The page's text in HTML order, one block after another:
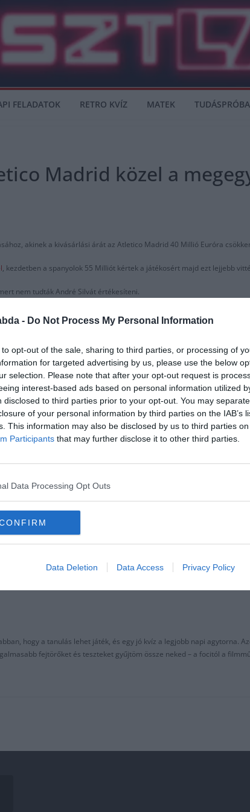
- Do Not Process My Personal Information
to opt-out of the sale, sharing to third parties, or processing of
for targeted advertising by us, please use the below
selection. Please note that after your opt-out request is
interest-based ads based on personal information utilized
disclosed to third parties prior to your opt-out. You may
of your personal information by third parties on the IAB’s
This information may also be disclosed by us to third parties
Participants that may further disclose it to other third parties.
Data Processing Opt Outs
Data Deletion Data Access Privacy Policy
FELADATOK RETRO KVÍZ MATEK TUDÁSPRÓBA
Madrid közel a
akinek a kivásárlási árát az Atletico Madrid 40 Millió Euróra
, kezdetben a spanyolok 55 Milliót kértek a játékosért majd ezt lejjebb
nem tudták André Silvát értékesíteni.
Atleticohoz. Szerintük ma áttörés történt az átigazolásban.
miután személyesen találkoztak Zvonimir Bobannal
út, hogyleigazolják a Valencia támadóját Rodrigot,akire így már van elég
hogy a tanulás lehet játék, és egy jó kvíz a legjobb napi agytorna.
fejtörőket és teszteket gyűjtöm össze neked – a focitól a